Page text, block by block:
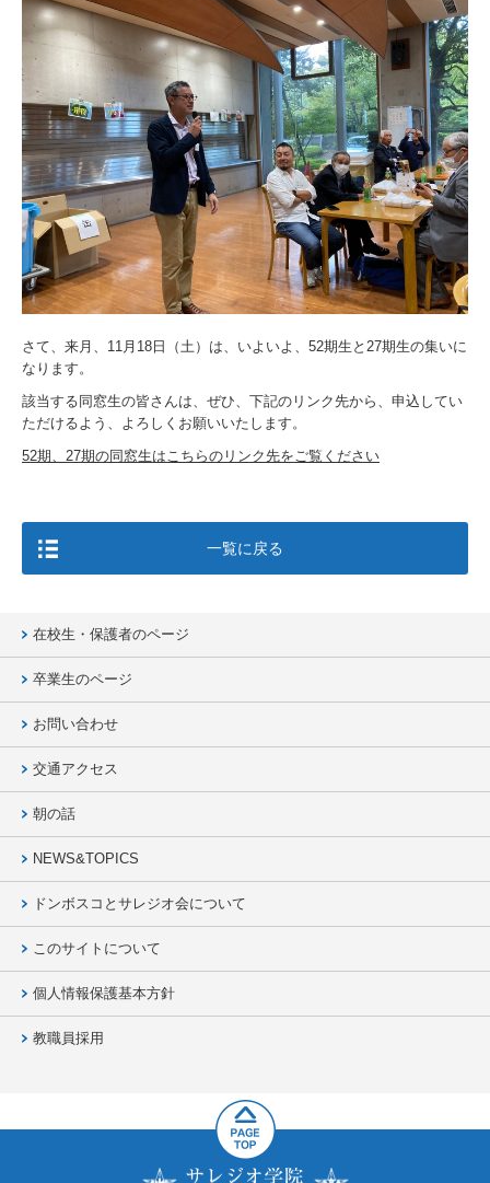
さて、来月、11月18日（土）は、いよいよ、52期生と27期生の集いに
なります。
該当する同窓生の皆さんは、ぜひ、下記のリンク先から、申込してい
ただけるよう、よろしくお願いいたします。
52期、27期の同窓生はこちらのリンク先をご覧ください
一覧に戻る
在校生・保護者のページ
卒業生のページ
お問い合わせ
交通アクセス
朝の話
NEWS&TOPICS
ドンボスコとサレジオ会について
このサイトについて
個人情報保護基本方針
教職員採用